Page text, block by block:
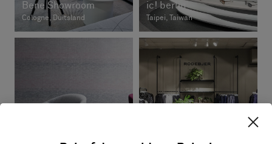
Bene Showroom
Cologne, Duitsland
ic! berlin
Taipei, Taiwan